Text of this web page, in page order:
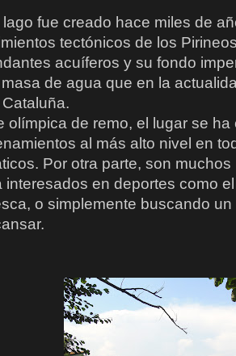
lago fue creado hace miles de
tectónicos de los
acuíferos y su fondo
de agua que en la
olímpica de remo, el lugar se
al más alto nivel en
Por otra parte, son
interesados en deportes como
o simplemente buscando